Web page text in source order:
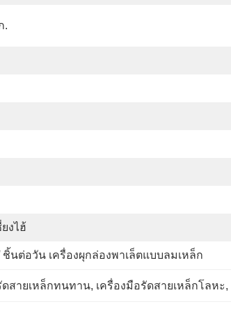
.
งไฮ้
ชิ้นต่อวัน เครื่องผุกล่องพาเล็ตแบบลมเหล็ก
ดสายเหล็กทนทาน, เครื่องมือรัดสายเหล็กโลหะ,